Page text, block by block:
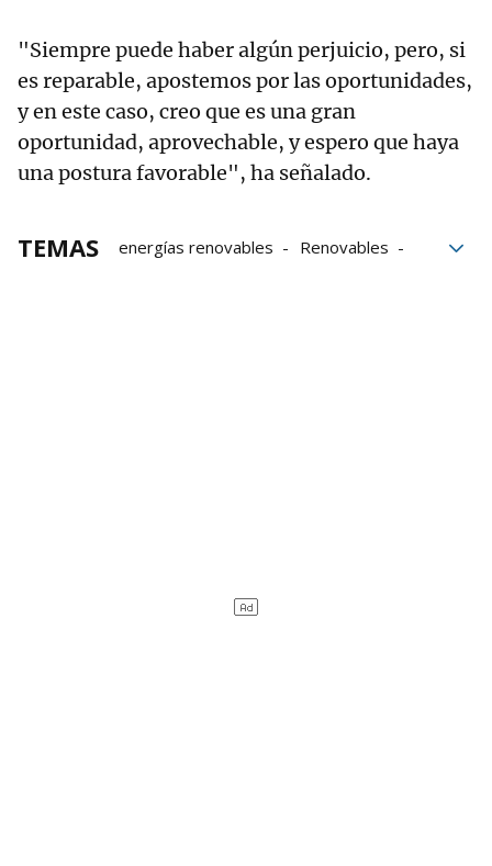
"Siempre puede haber algún perjuicio, pero, si
es reparable, apostemos por las oportunidades,
y en este caso, creo que es una gran
oportunidad, aprovechable, y espero que haya
una postura favorable", ha señalado.
TEMAS energías renovables
Renovables